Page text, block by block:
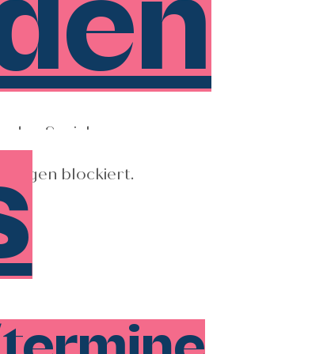
den Social
zu
an deiner
und verstehst
blockiert.